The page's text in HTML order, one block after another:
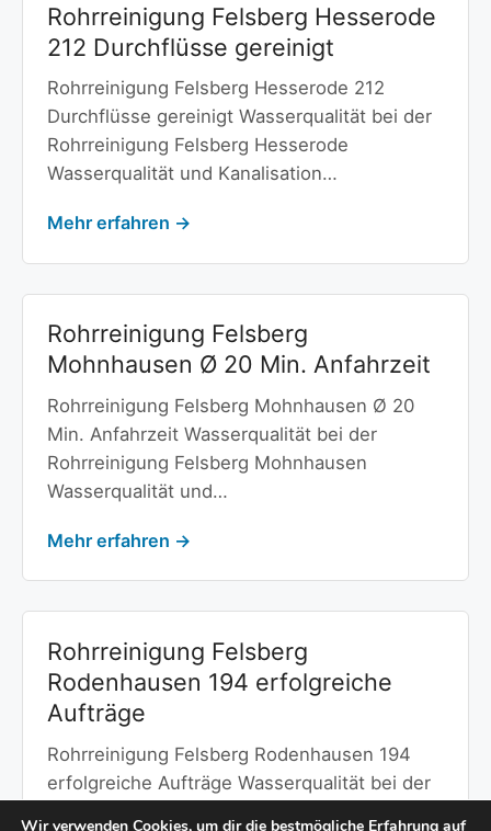
Rohrreinigung Felsberg Hesserode
212 Durchflüsse gereinigt
Rohrreinigung Felsberg Hesserode 212
Durchflüsse gereinigt Wasserqualität bei der
Rohrreinigung Felsberg Hesserode
Wasserqualität und Kanalisation…
Mehr erfahren →
Rohrreinigung Felsberg
Mohnhausen Ø 20 Min. Anfahrzeit
Rohrreinigung Felsberg Mohnhausen Ø 20
Min. Anfahrzeit Wasserqualität bei der
Rohrreinigung Felsberg Mohnhausen
Wasserqualität und…
Mehr erfahren →
Rohrreinigung Felsberg
Rodenhausen 194 erfolgreiche
Aufträge
Rohrreinigung Felsberg Rodenhausen 194
erfolgreiche Aufträge Wasserqualität bei der
Wir verwenden Cookies, um dir die bestmögliche Erfahrung auf